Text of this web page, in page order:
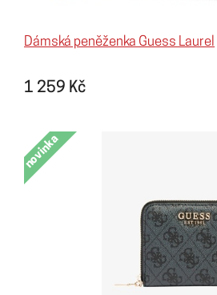
Dámská peněženka Guess Laurel
1 259 Kč
novinka